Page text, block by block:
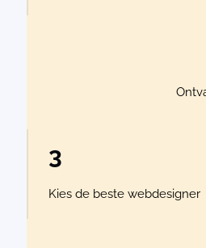
3
Kies de beste webdesigner